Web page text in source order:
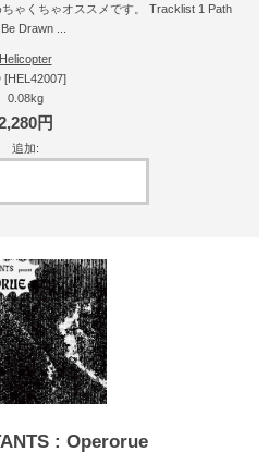
ゃくちゃオススメです。 Tracklist 1 Path
Drawn ...
Helicopter
[HEL42007]
0.08kg
円
追加:
: Operorue